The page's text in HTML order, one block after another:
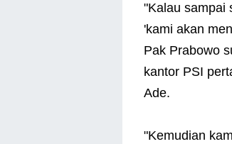
"Kalau sampai
'kami akan
Pak Prabowo
kantor PSI
Ade.
"Kemudian